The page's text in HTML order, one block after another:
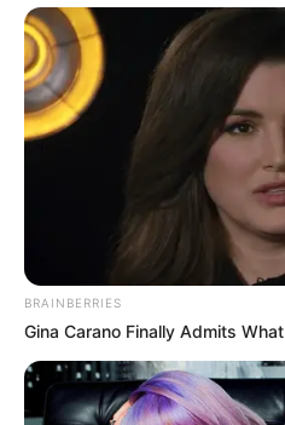
TAGS
ΧΑΛΚΙΔΑ ΝΕΑ
BRAINBERRIES
Gina Carano Finally Admits